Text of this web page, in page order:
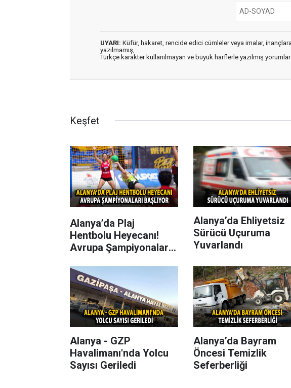
UYARI: Küfür, hakaret, rencide edici cümleler veya imalar,
yazılmamış,
Türkçe karakter kullanılmayan ve büyük harflerle yazılmış
Keşfet
Alanya’da Plaj
Hentbolu Heyecanı!
Avrupa Şampiyonaları
Alanya’da Ehliyetsiz
Sürücü Uçuruma
Yuvarlandı
Alanya - GZP
Havalimanı'nda Yolcu
Sayısı Geriledi
Alanya’da Bayram
Öncesi Temizlik
Seferberliği